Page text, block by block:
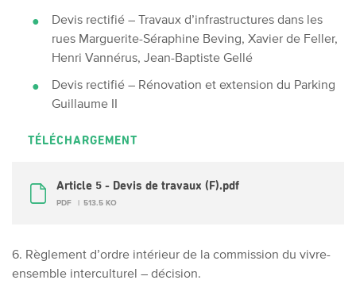
Devis rectifié – Travaux d’infrastructures dans les
rues Marguerite-Séraphine Beving, Xavier de Feller,
Henri Vannérus, Jean-Baptiste Gellé
Devis rectifié – Rénovation et extension du Parking
Guillaume II
TÉLÉCHARGEMENT
Article 5 - Devis de travaux (F).pdf
PDF 513.5 KO
6. Règlement d’ordre intérieur de la commission du vivre-
ensemble interculturel – décision.